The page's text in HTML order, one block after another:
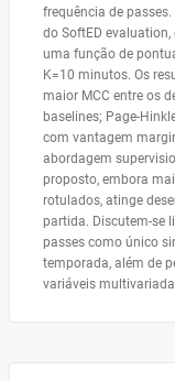
frequência de
do SoftED
uma função de
K=10 minutos. Os
maior MCC entre os
baselines; Page-
com vantagem
abordagem
proposto, embora
rotulados, atinge
partida. Discutem-se
passes como único
temporada, além de
variáveis